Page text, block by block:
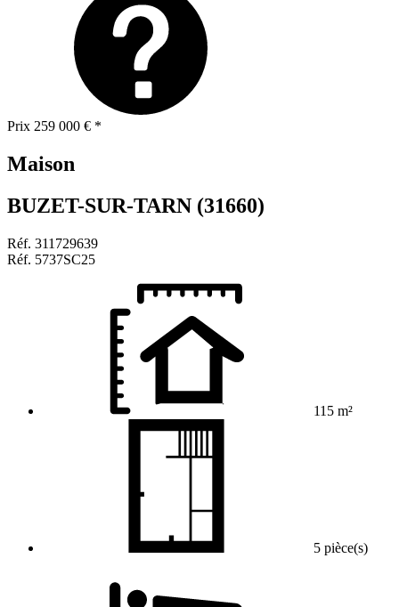
Prix 259 000 € *
Maison
BUZET-SUR-TARN (31660)
Réf. 311729639
Réf. 5737SC25
115 m²
5 pièce(s)